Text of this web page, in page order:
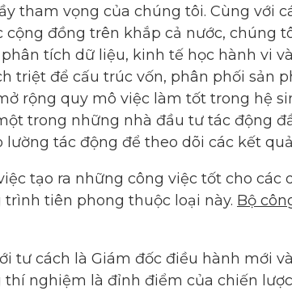
tham vọng của chúng tôi. Cùng với
đồng trên khắp cả nước, chúng
tích dữ liệu, kinh tế học hành vi
triệt để cấu trúc vốn, phân phối sản
rộng quy mô việc làm tốt trong hệ
trong những nhà đầu tư tác động
tác động để theo dõi các kết
tạo ra những công việc tốt cho
tiên phong thuộc loại này. Bộ
tư cách là Giám đốc điều hành mới
nghiệm là đỉnh điểm của chiến